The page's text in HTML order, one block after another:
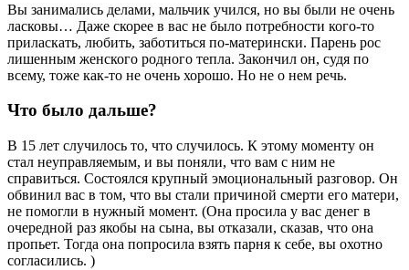
Вы занимались делами, мальчик учился, но вы были не очень
ласковы… Даже скорее в вас не было потребности кого-то
приласкать, любить, заботиться по-матерински. Парень рос
лишенным женского родного тепла. Закончил он, судя по
всему, тоже как-то не очень хорошо. Но не о нем речь.
Что было дальше?
В 15 лет случилось то, что случилось. К этому моменту он
стал неуправляемым, и вы поняли, что вам с ним не
справиться. Состоялся крупный эмоциональный разговор. Он
обвинил вас в том, что вы стали причиной смерти его матери,
не помогли в нужный момент. (Она просила у вас денег в
очередной раз якобы на сына, вы отказали, сказав, что она
пропьет. Тогда она попросила взять парня к себе, вы охотно
согласились. )